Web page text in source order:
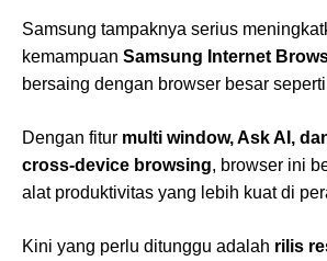
Samsung tampaknya serius
kemampuan Samsung Internet
bersaing dengan browser besar
Dengan fitur multi window, Ask AI,
cross-device browsing, browser ini
alat produktivitas yang lebih kuat di
Kini yang perlu ditunggu adalah rilis